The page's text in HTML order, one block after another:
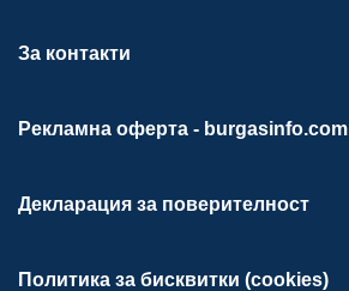
За контакти
Рекламна оферта - burgasinfo.com
Декларация за поверителност
Политика за бисквитки (cookies)